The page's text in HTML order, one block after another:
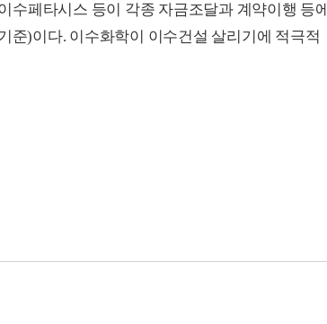
페타시스 등이 각종 자금조달과 계약이행 등에
준)이다. 이수화학이 이수건설 살리기에 적극적